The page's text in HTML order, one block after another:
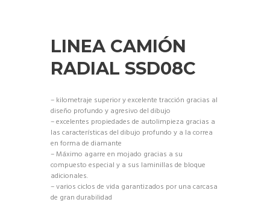
LINEA CAMIÓN
RADIAL SSD08C
– kilometraje superior y excelente tracción gracias al
diseño profundo y agresivo del dibujo
– excelentes propiedades de autolimpieza gracias a
las características del dibujo profundo y a la correa
en forma de diamante
– Máximo agarre en mojado gracias a su
compuesto especial y a sus laminillas de bloque
adicionales.
– varios ciclos de vida garantizados por una carcasa
de gran durabilidad